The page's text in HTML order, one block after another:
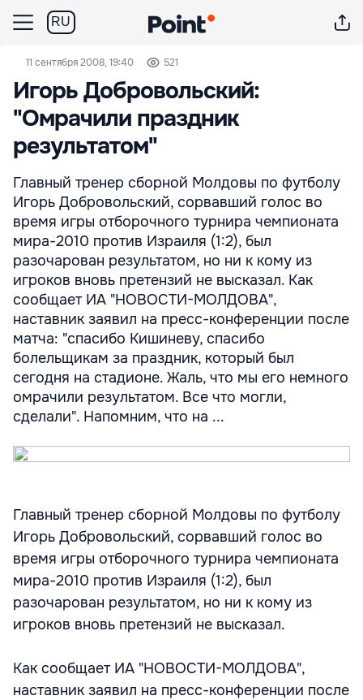
RU
11 сентября 2008, 19:40 521
Игорь Добровольский:
"Омрачили праздник
результатом"
Главный тренер сборной Молдовы по футболу
Игорь Добровольский, сорвавший голос во
время игры отборочного турнира чемпионата
мира-2010 против Израиля (1:2), был
разочарован результатом, но ни к кому из
игроков вновь претензий не высказал. Как
сообщает ИА "НОВОСТИ-МОЛДОВА",
наставник заявил на пресс-конференции после
матча: "спасибо Кишиневу, спасибо
болельщикам за праздник, который был
сегодня на стадионе. Жаль, что мы его немного
омрачили результатом. Все что могли,
сделали". Напомним, что на ...
Главный тренер сборной Молдовы по футболу
Игорь Добровольский, сорвавший голос во
время игры отборочного турнира чемпионата
мира-2010 против Израиля (1:2), был
разочарован результатом, но ни к кому из
игроков вновь претензий не высказал.
Как сообщает ИА "НОВОСТИ-МОЛДОВА",
наставник заявил на пресс-конференции после